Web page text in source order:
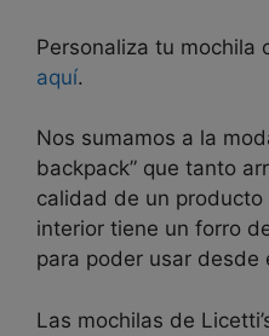
Personaliza tu mochila
aquí.
Nos sumamos a la
backpack” que tanto
calidad de un
interior tiene un forro
para poder usar desde
Las mochilas de